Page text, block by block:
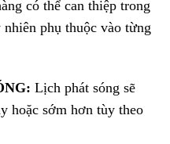
có thể can thiệp trong
phụ thuộc vào từng
Lịch phát sóng sẽ
hoặc sớm hơn tùy theo